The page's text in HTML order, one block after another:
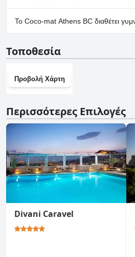
Όχι, δεν υπάρχουν εγκαταστάσεις
Athens BC.
Το Coco-mat Athens BC διαθέτει
Τοποθεσία
Προβολή Χάρτη
Περισσότερες Επιλογές
Divani Caravel